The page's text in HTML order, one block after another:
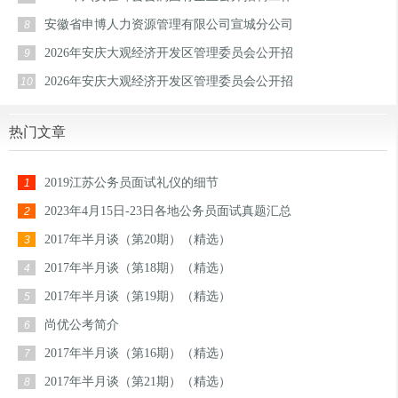
8 安徽省申博人力资源管理有限公司宣城分公司
9 2026年安庆大观经济开发区管理委员会公开招
10 2026年安庆大观经济开发区管理委员会公开招
热门文章
1 2019江苏公务员面试礼仪的细节
2 2023年4月15日-23日各地公务员面试真题汇总
3 2017年半月谈（第20期）（精选）
4 2017年半月谈（第18期）（精选）
5 2017年半月谈（第19期）（精选）
6 尚优公考简介
7 2017年半月谈（第16期）（精选）
8 2017年半月谈（第21期）（精选）